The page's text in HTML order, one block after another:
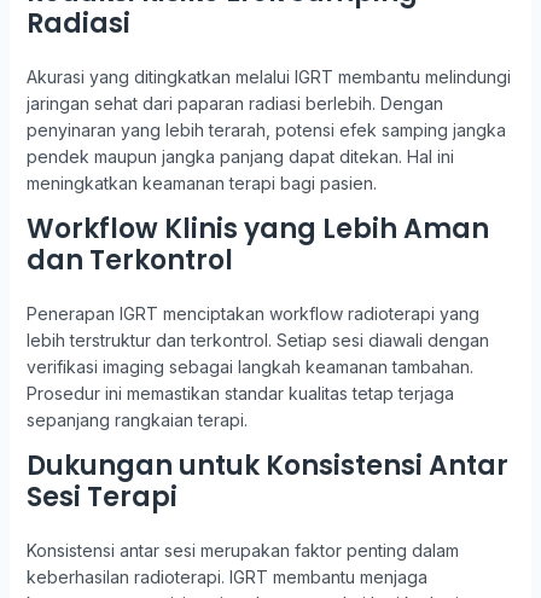
Radiasi
Akurasi yang ditingkatkan melalui IGRT membantu melindungi
jaringan sehat dari paparan radiasi berlebih. Dengan
penyinaran yang lebih terarah, potensi efek samping jangka
pendek maupun jangka panjang dapat ditekan. Hal ini
meningkatkan keamanan terapi bagi pasien.
Workflow Klinis yang Lebih Aman
dan Terkontrol
Penerapan IGRT menciptakan workflow radioterapi yang
lebih terstruktur dan terkontrol. Setiap sesi diawali dengan
verifikasi imaging sebagai langkah keamanan tambahan.
Prosedur ini memastikan standar kualitas tetap terjaga
sepanjang rangkaian terapi.
Dukungan untuk Konsistensi Antar
Sesi Terapi
Konsistensi antar sesi merupakan faktor penting dalam
keberhasilan radioterapi. IGRT membantu menjaga